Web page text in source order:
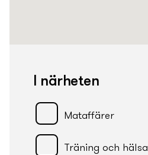
I närheten
Mataffärer
Träning och hälsa